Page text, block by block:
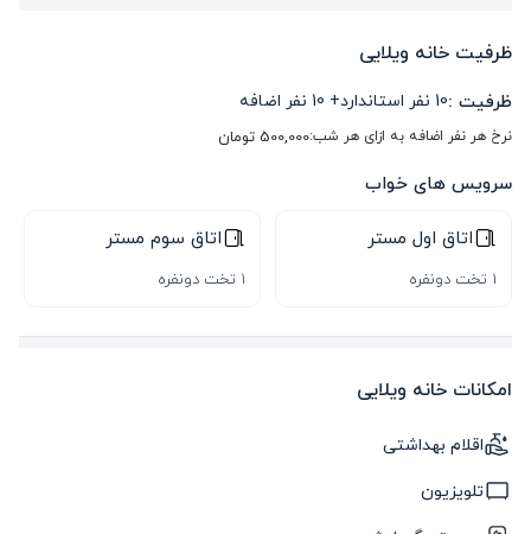
ظرفیت خانه ویلایی
ظرفیت :10 نفر استاندارد+
10 نفر اضافه
نرخ هر نفر اضافه به ازای هر شب:500,000تومان
سرویس های خواب
اتاق اول مستر
1 تخت دونفره
اتاق سوم مستر
1 تخت دونفره
امکانات خانه ویلایی
اقلام بهداشتی
تلویزیون